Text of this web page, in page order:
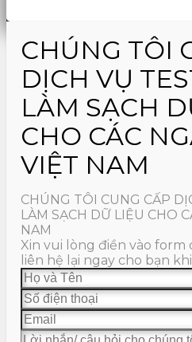
CHÚNG TÔI
DỊCH VỤ
LÀM SẠCH
CHO CÁC
VIỆT NAM
CHÚNG TÔI CUNG CẤP
LÀM SẠCH DỮ LIỆU CHO
NAM
Xin vui lòng điền vào form
liên hệ lại ngay cho bạn